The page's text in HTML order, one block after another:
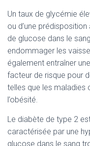
Un taux de glycémie
ou d’une
de glucose dans le
endommager les
également entraîner
facteur de risque pour
telles que les maladies
l’obésité.
Le diabète de type 2
caractérisée par une
glucose dans le sang